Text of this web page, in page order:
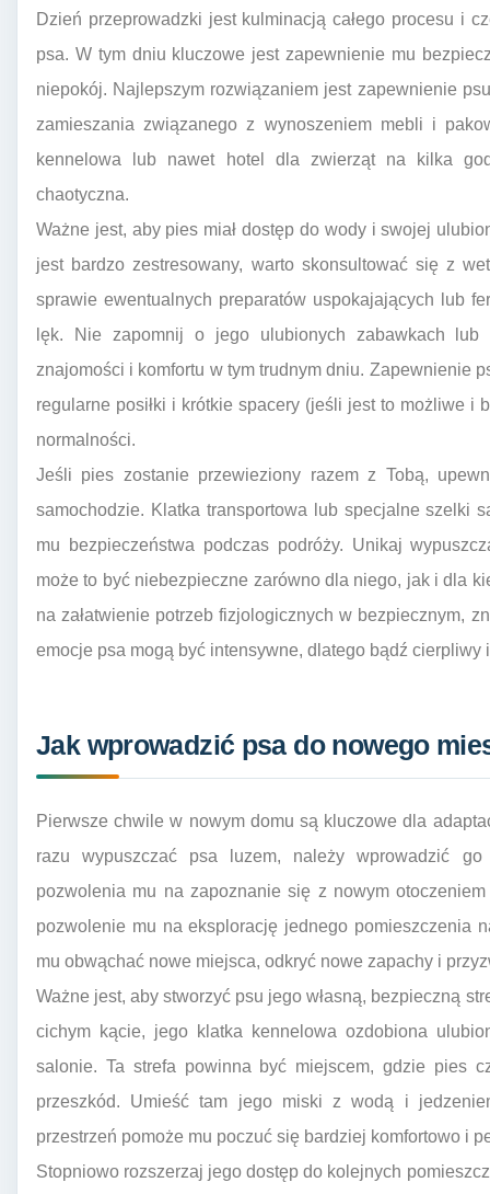
Dzień przeprowadzki jest kulminacją całego procesu i
psa. W tym dniu kluczowe jest zapewnienie mu
niepokój. Najlepszym rozwiązaniem jest zapewnienie
zamieszania związanego z wynoszeniem mebli i
kennelowa lub nawet hotel dla zwierząt na kilka
chaotyczna.
Ważne jest, aby pies miał dostęp do wody i swojej
jest bardzo zestresowany, warto skonsultować się z
sprawie ewentualnych preparatów uspokajających lub
lęk. Nie zapomnij o jego ulubionych zabawkach
znajomości i komfortu w tym trudnym dniu. Zapewnienie
regularne posiłki i krótkie spacery (jeśli jest to możliwe i
normalności.
Jeśli pies zostanie przewieziony razem z Tobą,
samochodzie. Klatka transportowa lub specjalne szelki
mu bezpieczeństwa podczas podróży. Unikaj
może to być niebezpieczne zarówno dla niego, jak i dla
na załatwienie potrzeb fizjologicznych w bezpiecznym,
emocje psa mogą być intensywne, dlatego bądź cierpliwy
Jak wprowadzić psa do nowego
Pierwsze chwile w nowym domu są kluczowe dla
razu wypuszczać psa luzem, należy wprowadzić
pozwolenia mu na zapoznanie się z nowym
pozwolenie mu na eksplorację jednego pomieszczenia
mu obwąchać nowe miejsca, odkryć nowe zapachy i
Ważne jest, aby stworzyć psu jego własną, bezpieczną
cichym kącie, jego klatka kennelowa ozdobiona
salonie. Ta strefa powinna być miejscem, gdzie pies
przeszkód. Umieść tam jego miski z wodą i
przestrzeń pomoże mu poczuć się bardziej komfortowo i
Stopniowo rozszerzaj jego dostęp do kolejnych